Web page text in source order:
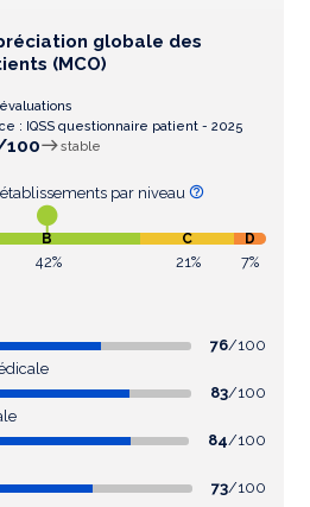
globale des
(MCO)
: IQSS questionnaire patient - 2025
100 stable
par niveau
B C D
42% 21% 7%
76/100
83/100
84/100
73/100